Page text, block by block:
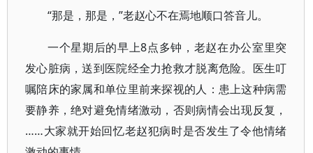
“那是，那是，”老赵心不在焉地顺口答音儿。
一个星期后的早上8点多钟，老赵在办公室里突
发心脏病，送到医院经全力抢救才脱离危险。医生叮
嘱陪床的家属和单位里前来探视的人：患上这种病需
要静养，绝对避免情绪激动，否则病情会出现反复，
……大家就开始回忆老赵犯病时是否发生了令他情绪